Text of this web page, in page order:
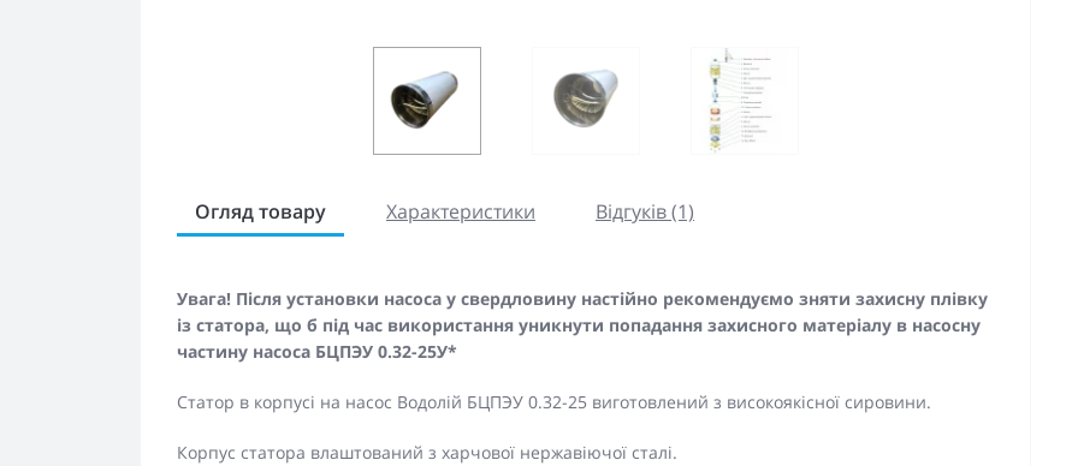
Огляд товару Характеристики Відгуків (1)
Увага! Після установки насоса у свердловину настійно рекомендуємо зняти захисну плівку
із статора, що б під час використання уникнути попадання захисного матеріалу в насосну
частину насоса БЦПЭУ 0.32-25У*
Статор в корпусі на насос Водолій БЦПЭУ 0.32-25 виготовлений з високоякісної сировини.
Корпус статора влаштований з харчової нержавіючої сталі.